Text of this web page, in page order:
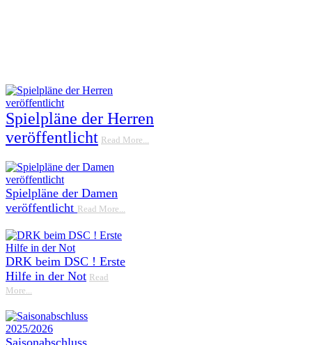
Spielpläne der Herren
veröffentlicht Read More...
Spielpläne der Damen
veröffentlicht Read More...
DRK beim DSC ! Erste
Hilfe in der Not Read
More...